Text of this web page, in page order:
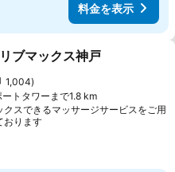
料金を表示
に入りに追加
ブマックス神戸
ランク
1,004
ートタワーまで1.8 km
クスできるマッサージサービスをご用
おります